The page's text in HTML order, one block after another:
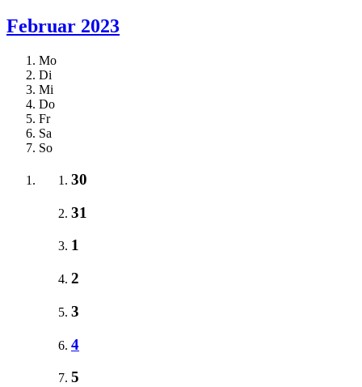
Februar 2023
Mo
Di
Mi
Do
Fr
Sa
So
30
31
1
2
3
4
5